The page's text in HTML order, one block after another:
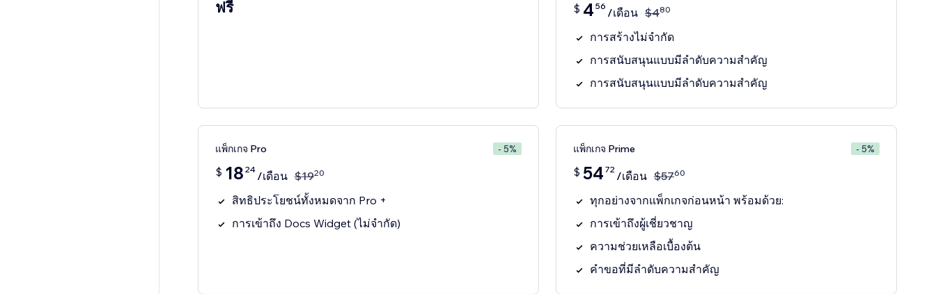
ฟรี $ 4 56 /เดือน $480
การสร้างไม่จำกัด
การสนับสนุนแบบมีลำดับความสำคัญ
การสนับสนุนแบบมีลำดับความสำคัญ
แพ็กเกจ Pro - 5%
$ 18 24 /เดือน $1920
สิทธิประโยชน์ทั้งหมดจาก Pro +
การเข้าถึง Docs Widget (ไม่จำกัด)
แพ็กเกจ Prime - 5%
$ 54 72 /เดือน $5760
ทุกอย่างจากแพ็กเกจก่อนหน้า พร้อมด้วย:
การเข้าถึงผู้เชี่ยวชาญ
ความช่วยเหลือเบื้องต้น
คำขอที่มีลำดับความสำคัญ